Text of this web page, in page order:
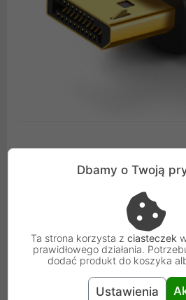
Wytrzymały dzięki
Pozłacane wtyczki są odporne na
Tworzywo ABS jest nie tylko
wytrzymałe. Wielowarstwowa
stabilny transfer danych.
Dbamy o Twoją
Ta strona korzysta z ciasteczek
prawidłowego działania.
dodać produkt do koszyka
Ustawienia